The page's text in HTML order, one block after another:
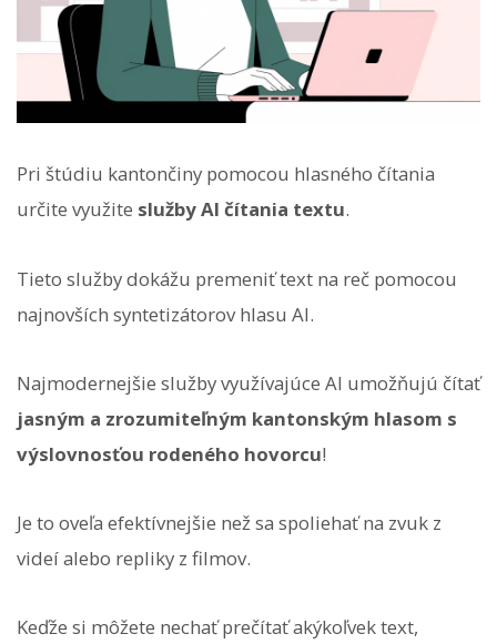
Pri štúdiu kantončiny pomocou hlasného čítania
určite využite služby AI čítania textu.
Tieto služby dokážu premeniť text na reč pomocou
najnovších syntetizátorov hlasu AI.
Najmodernejšie služby využívajúce AI umožňujú čítať
jasným a zrozumiteľným kantonským hlasom s
výslovnosťou rodeného hovorcu!
Je to oveľa efektívnejšie než sa spoliehať na zvuk z
videí alebo repliky z filmov.
Keďže si môžete nechať prečítať akýkoľvek text,